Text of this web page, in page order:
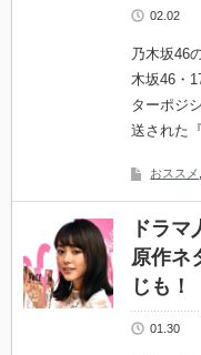
02.02
乃木坂46
木坂46・
ターポジ
送された
おススメ
ドラ
原作ネ
じも！
01.30